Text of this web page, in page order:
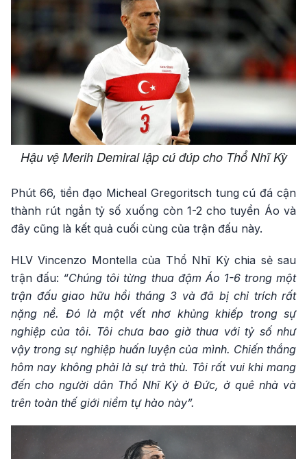
Hậu vệ Merih Demiral lập cú đúp cho Thổ Nhĩ Kỳ
Phút 66, tiền đạo Micheal Gregoritsch tung cú đá cận
thành rút ngắn tỷ số xuống còn 1-2 cho tuyển Áo và
đây cũng là kết quả cuối cùng của trận đấu này.
HLV Vincenzo Montella của Thổ Nhĩ Kỳ chia sẻ sau
trận đấu: “Chúng tôi từng thua đậm Áo 1-6 trong một
trận đấu giao hữu hồi tháng 3 và đã bị chỉ trích rất
nặng nề. Đó là một vết nhơ khủng khiếp trong sự
nghiệp của tôi. Tôi chưa bao giờ thua với tỷ số như
vậy trong sự nghiệp huấn luyện của mình. Chiến thắng
hôm nay không phải là sự trả thù. Tôi rất vui khi mang
đến cho người dân Thổ Nhĩ Kỳ ở Đức, ở quê nhà và
trên toàn thế giới niềm tự hào này”.